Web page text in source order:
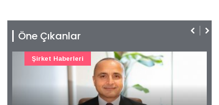
Öne Çıkanlar
Güncel